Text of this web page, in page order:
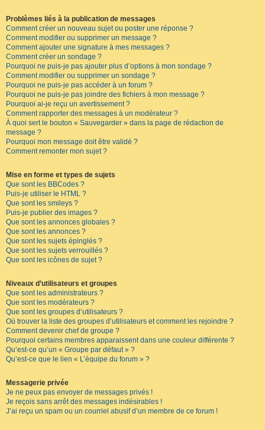
Problèmes liés à la publication de messages
Comment créer un nouveau sujet ou poster une réponse ?
Comment modifier ou supprimer un message ?
Comment ajouter une signature à mes messages ?
Comment créer un sondage ?
Pourquoi ne puis-je pas ajouter plus d’options à mon sondage ?
Comment modifier ou supprimer un sondage ?
Pourquoi ne puis-je pas accéder à un forum ?
Pourquoi ne puis-je pas joindre des fichiers à mon message ?
Pourquoi ai-je reçu un avertissement ?
Comment rapporter des messages à un modérateur ?
À quoi sert le bouton « Sauvegarder » dans la page de rédaction de
message ?
Pourquoi mon message doit être validé ?
Comment remonter mon sujet ?
Mise en forme et types de sujets
Que sont les BBCodes ?
Puis-je utiliser le HTML ?
Que sont les smileys ?
Puis-je publier des images ?
Que sont les annonces globales ?
Que sont les annonces ?
Que sont les sujets épinglés ?
Que sont les sujets verrouillés ?
Que sont les icônes de sujet ?
Niveaux d’utilisateurs et groupes
Que sont les administrateurs ?
Que sont les modérateurs ?
Que sont les groupes d’utilisateurs ?
Où trouver la liste des groupes d’utilisateurs et comment les rejoindre ?
Comment devenir chef de groupe ?
Pourquoi certains membres apparaissent dans une couleur différente ?
Qu’est-ce qu’un « Groupe par défaut » ?
Qu’est-ce que le lien « L’équipe du forum » ?
Messagerie privée
Je ne peux pas envoyer de messages privés !
Je reçois sans arrêt des messages indésirables !
J’ai reçu un spam ou un courriel abusif d’un membre de ce forum !